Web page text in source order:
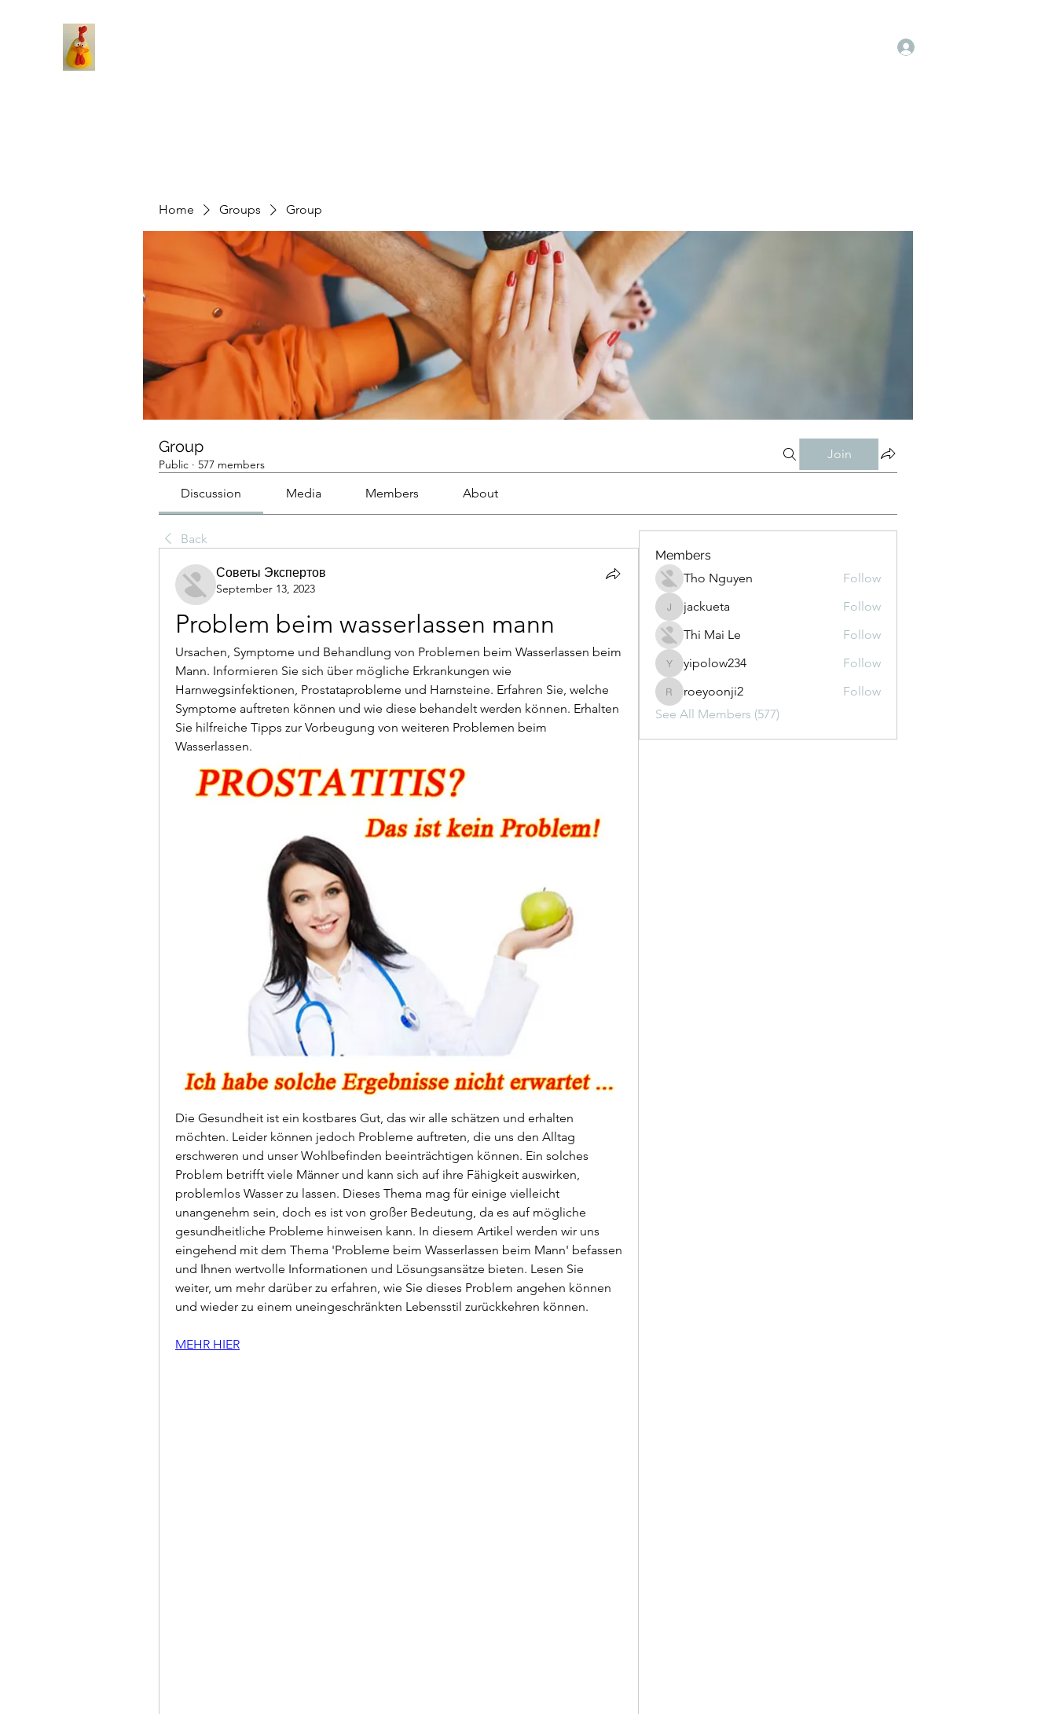
Home Groups Group
Group
Public · 577 members
Join
Discussion Media Members About
Back
Советы Экспертов
September 13, 2023
Problem beim wasserlassen mann
Ursachen, Symptome und Behandlung von Problemen beim Wasserlassen beim
Mann. Informieren Sie sich über mögliche Erkrankungen wie
Harnwegsinfektionen, Prostataprobleme und Harnsteine. Erfahren Sie, welche
Symptome auftreten können und wie diese behandelt werden können. Erhalten
Sie hilfreiche Tipps zur Vorbeugung von weiteren Problemen beim
Wasserlassen.
Die Gesundheit ist ein kostbares Gut, das wir alle schätzen und erhalten
möchten. Leider können jedoch Probleme auftreten, die uns den Alltag
erschweren und unser Wohlbefinden beeinträchtigen können. Ein solches
Problem betrifft viele Männer und kann sich auf ihre Fähigkeit auswirken,
problemlos Wasser zu lassen. Dieses Thema mag für einige vielleicht
unangenehm sein, doch es ist von großer Bedeutung, da es auf mögliche
gesundheitliche Probleme hinweisen kann. In diesem Artikel werden wir uns
eingehend mit dem Thema 'Probleme beim Wasserlassen beim Mann' befassen
und Ihnen wertvolle Informationen und Lösungsansätze bieten. Lesen Sie
weiter, um mehr darüber zu erfahren, wie Sie dieses Problem angehen können
und wieder zu einem uneingeschränkten Lebensstil zurückkehren können.
MEHR HIER
Members
Tho Nguyen
Follow
jackueta
jackueta
Follow
Thi Mai Le
Follow
yipolow234
yipolow234 Follow
roeyoonji2
roeyoonji2
Follow
See All Members (577)